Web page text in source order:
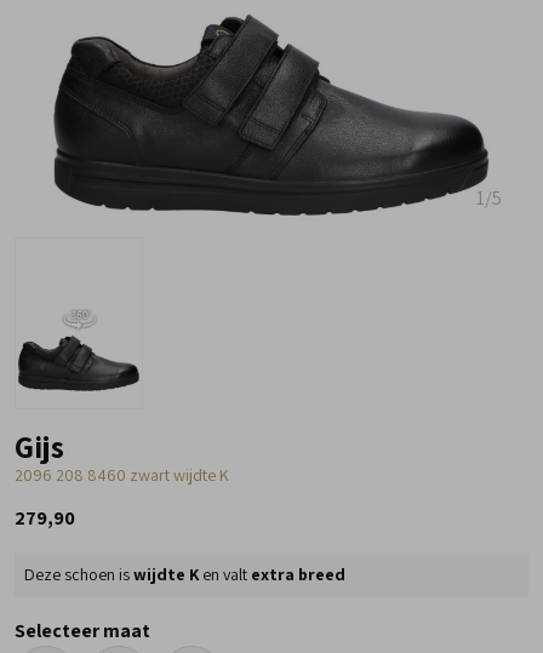
1/5
Gijs
2096 208 8460 zwart wijdte K
279,90
Deze schoen iswijdte K en valt extra breed
Selecteer maat